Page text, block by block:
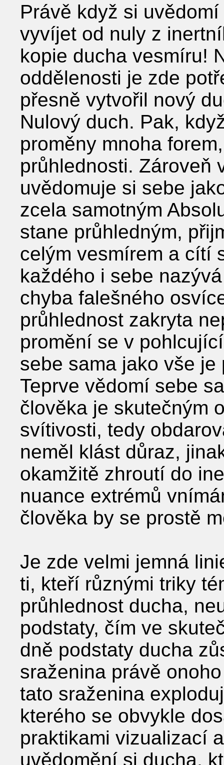
Právě když si
vyvíjet od nuly z
kopie ducha vesmíru!
oddělenosti je zde
přesně vytvořil nový
Nulový duch. Pak,
proměny mnoha
průhlednosti. Zároveň
uvědomuje si sebe
zcela samotným
stane průhledným,
celým vesmírem a cítí
každého i sebe
chyba falešného
průhlednost zakryta
promění se v
sebe sama jako vše
Teprve vědomí sebe
člověka je skutečným
svítivosti, tedy
neměl klást důraz,
okamžitě zhroutí do
nuance extrémů
člověka by se prostě
Je zde velmi jemná
ti, kteří různými triky
průhlednost ducha,
podstaty, čím ve
dně podstaty ducha
sraženina právě
tato sraženina
kterého se obvykle
praktikami vizualizací
uvědomění si ducha,